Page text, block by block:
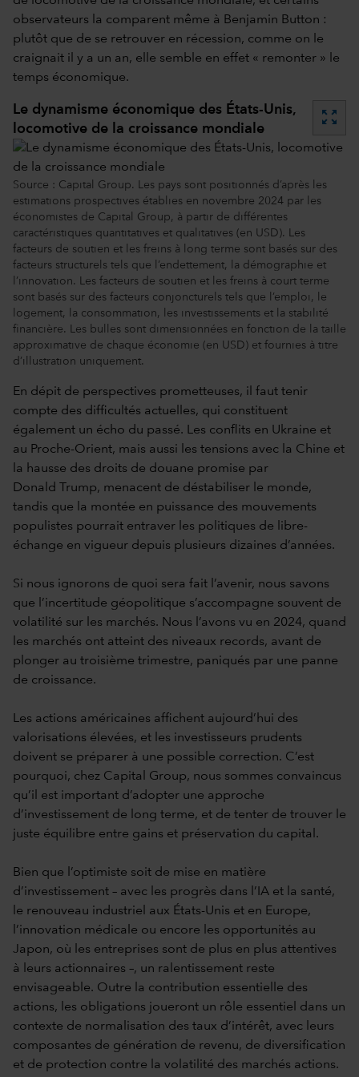
observateurs la comparent même à Benjamin Button :
plutôt que de se retrouver en récession, comme on le
craignait il y a un an, elle semble en effet « remonter » le
temps économique.
Le dynamisme économique des États-Unis,
locomotive de la croissance mondiale
zoom_out_map
Source : Capital Group. Les pays sont positionnés d’après les
estimations prospectives établies en novembre 2024 par les
économistes de Capital Group, à partir de différentes
caractéristiques quantitatives et qualitatives (en USD). Les
facteurs de soutien et les freins à long terme sont basés sur des
facteurs structurels tels que l’endettement, la démographie et
l’innovation. Les facteurs de soutien et les freins à court terme
sont basés sur des facteurs conjoncturels tels que l’emploi, le
logement, la consommation, les investissements et la stabilité
financière. Les bulles sont dimensionnées en fonction de la taille
approximative de chaque économie (en USD) et fournies à titre
d’illustration uniquement.
En dépit de perspectives prometteuses, il faut tenir
compte des difficultés actuelles, qui constituent
également un écho du passé. Les conflits en Ukraine et
au Proche-Orient, mais aussi les tensions avec la Chine et
la hausse des droits de douane promise par
Donald Trump, menacent de déstabiliser le monde,
tandis que la montée en puissance des mouvements
populistes pourrait entraver les politiques de libre-
échange en vigueur depuis plusieurs dizaines d’années.
Si nous ignorons de quoi sera fait l’avenir, nous savons
que l’incertitude géopolitique s’accompagne souvent de
volatilité sur les marchés. Nous l’avons vu en 2024, quand
les marchés ont atteint des niveaux records, avant de
plonger au troisième trimestre, paniqués par une panne
de croissance.
Les actions américaines affichent aujourd’hui des
valorisations élevées, et les investisseurs prudents
doivent se préparer à une possible correction. C’est
pourquoi, chez Capital Group, nous sommes convaincus
qu’il est important d’adopter une approche
d’investissement de long terme, et de tenter de trouver le
juste équilibre entre gains et préservation du capital.
Bien que l’optimiste soit de mise en matière
d’investissement – avec les progrès dans l’IA et la santé,
le renouveau industriel aux États-Unis et en Europe,
l’innovation médicale ou encore les opportunités au
Japon, où les entreprises sont de plus en plus attentives
à leurs actionnaires –, un ralentissement reste
envisageable. Outre la contribution essentielle des
actions, les obligations joueront un rôle essentiel dans un
contexte de normalisation des taux d’intérêt, avec leurs
composantes de génération de revenu, de diversification
et de protection contre la volatilité des marchés actions.